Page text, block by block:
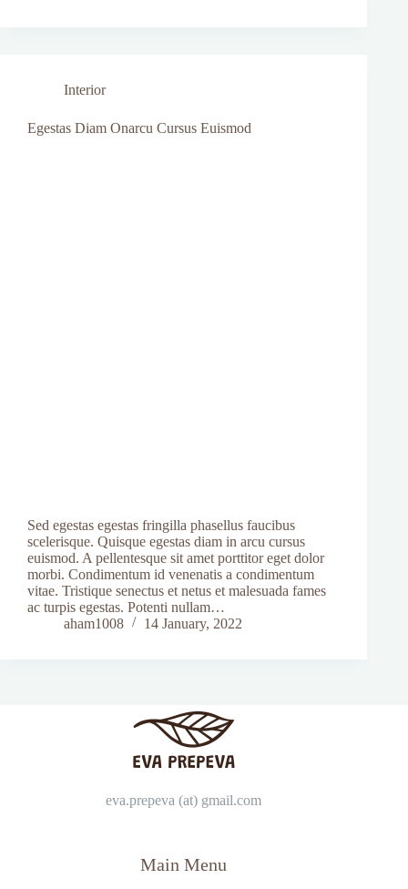
Interior
Egestas Diam Onarcu Cursus Euismod
Sed egestas egestas fringilla phasellus faucibus
scelerisque. Quisque egestas diam in arcu cursus
euismod. A pellentesque sit amet porttitor eget dolor
morbi. Condimentum id venenatis a condimentum
vitae. Tristique senectus et netus et malesuada fames
ac turpis egestas. Potenti nullam…
aham1008
14 January, 2022
eva.prepeva (at) gmail.com
Main Menu